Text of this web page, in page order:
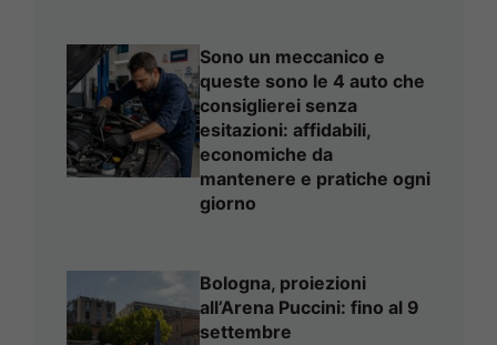
Sono un meccanico e
queste sono le 4 auto che
consiglierei senza
esitazioni: affidabili,
economiche da
mantenere e pratiche ogni
giorno
Bologna, proiezioni
all’Arena Puccini: fino al 9
settembre